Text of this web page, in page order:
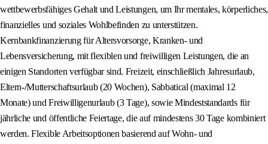
wettbewerbsfähiges Gehalt und Leistungen, um Ihr mentales, körperliches,
finanzielles und soziales Wohlbefinden zu unterstützen.
Kernbankfinanzierung für Altersvorsorge, Kranken- und
Lebensversicherung, mit flexiblen und freiwilligen Leistungen, die an
einigen Standorten verfügbar sind. Freizeit, einschließlich Jahresurlaub,
Eltern-/Mutterschaftsurlaub (20 Wochen), Sabbatical (maximal 12
Monate) und Freiwilligenurlaub (3 Tage), sowie Mindeststandards für
jährliche und öffentliche Feiertage, die auf mindestens 30 Tage kombiniert
werden. Flexible Arbeitsoptionen basierend auf Wohn- und